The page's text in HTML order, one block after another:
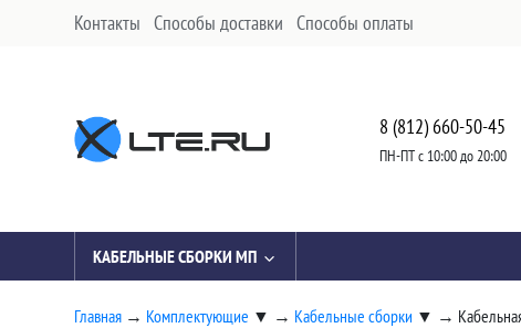
Контакты Способы доставки Способы оплаты
8 (812) 660-50-45
ПН-ПТ с 10:00 до 20:00
КАБЕЛЬНЫЕ СБОРКИ МП
Главная → Комплектующие ▼ → Кабельные сборки ▼ →